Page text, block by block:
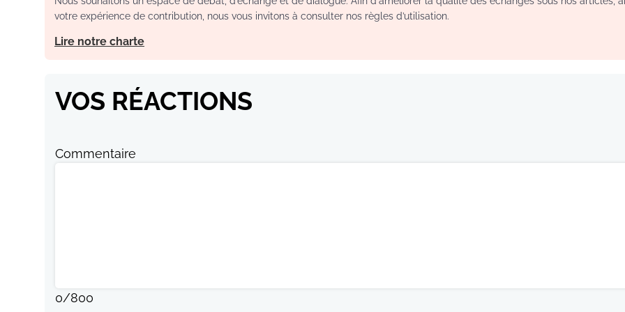
votre expérience de contribution, nous vous invitons à consulter nos règles d’utilisation.
Lire notre charte
VOS RÉACTIONS
Commentaire
0/800